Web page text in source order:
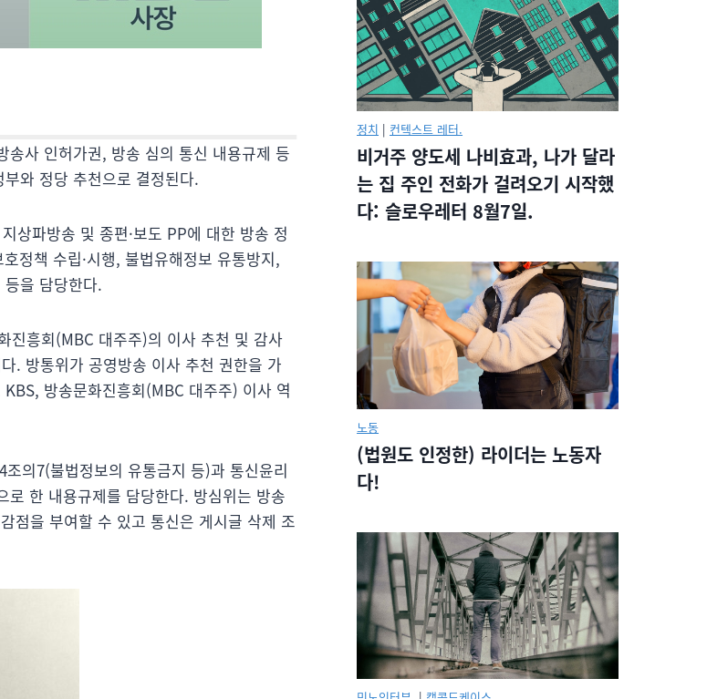
사 인허가권, 방송 심의 통신 내용규제 등
와 정당 추천으로 결정된다.
상파방송 및 종편·보도 PP에 대한 방송 정
정책 수립·시행, 불법유해정보 유통방지,
을 담당한다.
진흥회(MBC 대주주)의 이사 추천 및 감사
. 방통위가 공영방송 이사 추천 권한을 가
방송문화진흥회(MBC 대주주) 이사 역
의7(불법정보의 유통금지 등)과 통신윤리
한 내용규제를 담당한다. 방심위는 방송
점을 부여할 수 있고 통신은 게시글 삭제 조
정치 | 컨텍스트 레터.
비거주 양도세 나비효과, 나가 달라
는 집 주인 전화가 걸려오기 시작했
다: 슬로우레터 8월7일.
노동
(법원도 인정한) 라이더는 노동자
다!